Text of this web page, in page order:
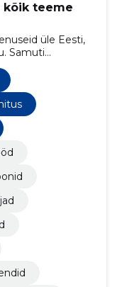
kõik teeme
üle Eesti,
Samuti